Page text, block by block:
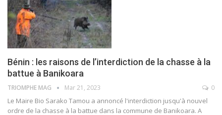
Bénin : les raisons de l’interdiction de la chasse à la
battue à Banikoara
TRIOMPHE MAG Mar 21, 2023 0
Le Maire Bio Sarako Tamou a annoncé l'interdiction jusqu'à nouvel
ordre de la chasse à la battue dans la commune de Banikoara. A